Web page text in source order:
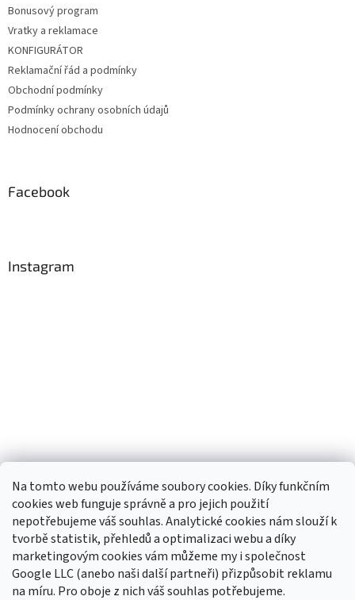
Na tomto webu používáme soubory cookies. Díky funkčním
cookies web funguje správně a pro jejich použití
nepotřebujeme váš souhlas. Analytické cookies nám slouží k
tvorbě statistik, přehledů a optimalizaci webu a díky
marketingovým cookies vám můžeme my i společnost
Google LLC (anebo naši další partneři) přizpůsobit reklamu
na míru. Pro oboje z nich váš souhlas potřebujeme.
Bonusový program
Vratky a reklamace
KONFIGURÁTOR
Reklamační řád a podmínky
Obchodní podmínky
Podmínky ochrany osobních údajů
Hodnocení obchodu
Facebook
Instagram
Sledovat na Instagramu
Odebírat newsletter